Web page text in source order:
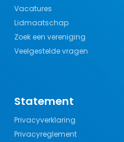
Vacatures
Lidmaatschap
Zoek een vereniging
Veelgestelde vragen
Statement
Privacyverklaring
Privacyreglement